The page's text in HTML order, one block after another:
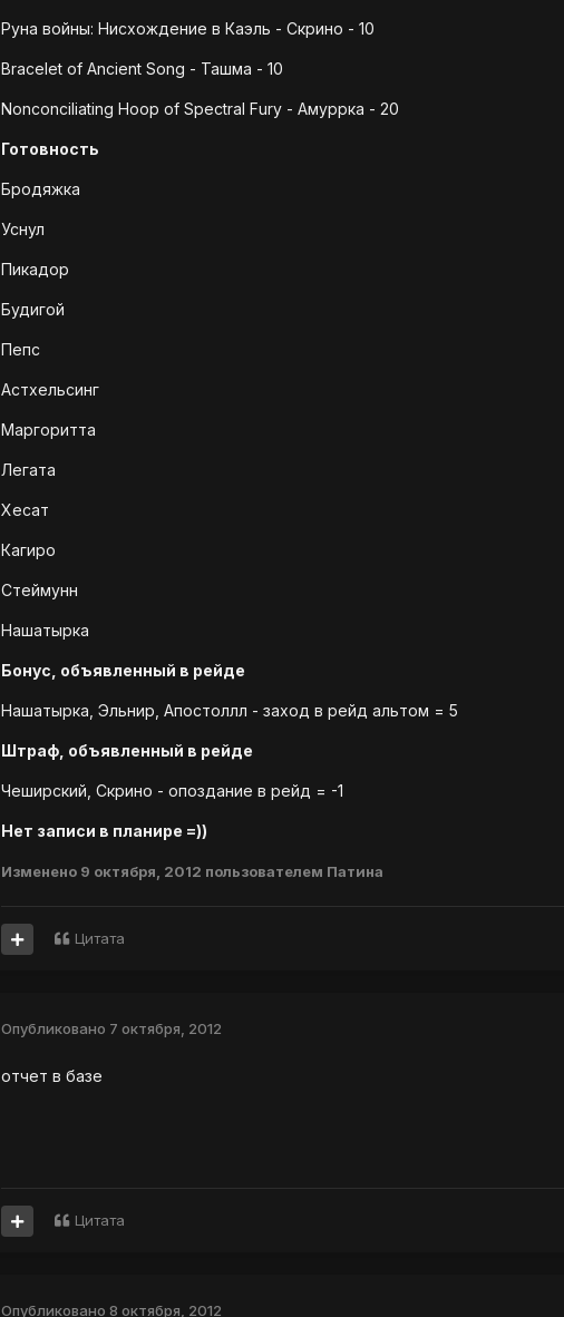
Руна войны: Нисхождение в Каэль - Скрино - 10
Bracelet of Ancient Song - Ташма - 10
Nonconciliating Hoop of Spectral Fury - Амуррка - 20
Готовность
Бродяжка
Уснул
Пикадор
Будигой
Пепс
Астхельсинг
Маргоритта
Легата
Хесат
Кагиро
Стеймунн
Нашатырка
Бонус, объявленный в рейде
Нашатырка, Эльнир, Апостоллл - заход в рейд альтом = 5
Штраф, объявленный в рейде
Чеширский, Скрино - опоздание в рейд = -1
Нет записи в планире =))
Изменено 9 октября, 2012 пользователем Патина
Цитата
Опубликовано 7 октября, 2012
отчет в базе
Цитата
Опубликовано 8 октября, 2012